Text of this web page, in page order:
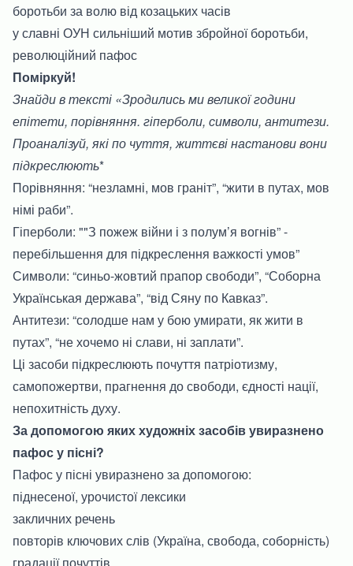
боротьби за волю від козацьких часів
у славні ОУН сильніший мотив збройної боротьби,
революційний пафос
Поміркуй!
Знайди в тексті «Зродились ми великої години
епітети, порівняння. гіперболи, символи, антитези.
Проаналізуй, які по чуття, життєві настанови вони
підкреслюють*
Порівняння: “незламні, мов граніт”, “жити в путах, мов
німі раби”.
Гіперболи: ""З пожеж війни і з полум’я вогнів” -
перебільшення для підкреслення важкості умов”
Символи: “синьо-жовтий прапор свободи”, “Соборна
Українськая держава”, “від Сяну по Кавказ”.
Антитези: “солодше нам у бою умирати, як жити в
путах”, “не хочемо ні слави, ні заплати”.
Ці засоби підкреслюють почуття патріотизму,
самопожертви, прагнення до свободи, єдності нації,
непохитність духу.
За допомогою яких художніх засобів увиразнено
пафос у пісні?
Пафос у пісні увиразнено за допомогою:
піднесеної, урочистої лексики
закличних речень
повторів ключових слів (Україна, свобода, соборність)
градації почуттів